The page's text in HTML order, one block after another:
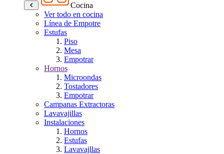
Cocina
Ver todo en cocina
Línea de Empotre
Estufas
Piso
Mesa
Empotrar
Hornos
Microondas
Tostadores
Empotrar
Campanas Extractoras
Lavavajillas
Instalaciones
Hornos
Estufas
Lavavajllas